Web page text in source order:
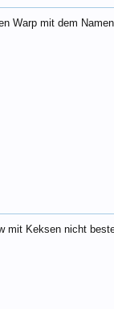
Warp mit dem
mit Keksen nicht